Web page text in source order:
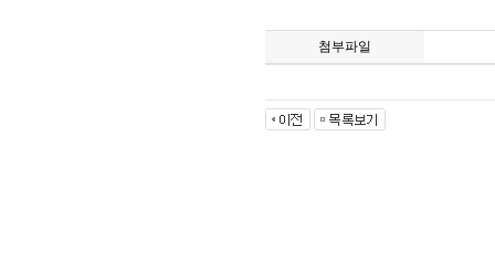
첨부파일